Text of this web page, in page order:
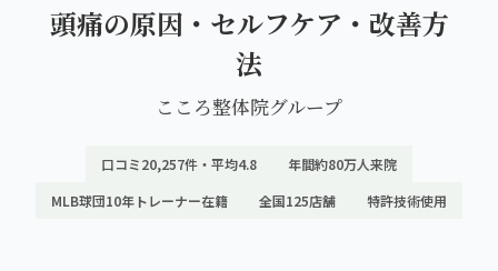
姿勢矯正
立川エリア（2院）
お知らせ
頭痛の原因・セルフケア・改善方
法
こころ整体院グループ
口コミ20,257件・平均4.8
年間約80万人来院
MLB球団10年トレーナー在籍
全国125店舗 特許技術使用